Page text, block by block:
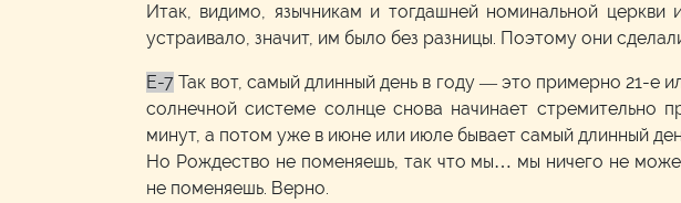
Итак, видимо, язычникам и тогдашней номинальной
устраивало, значит, им было без разницы. Поэтому они
E-7 Так вот, самый длинный день в году — это примерно 21-е
солнечной системе солнце снова начинает стремительно
минут, а потом уже в июне или июле бывает самый длинный
Но Рождество не поменяешь, так что мы… мы ничего не
не поменяешь. Верно.